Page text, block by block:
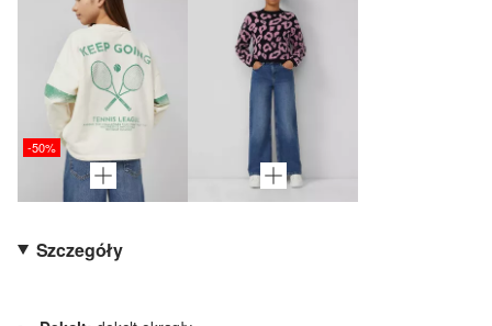
-50%
Szczegóły